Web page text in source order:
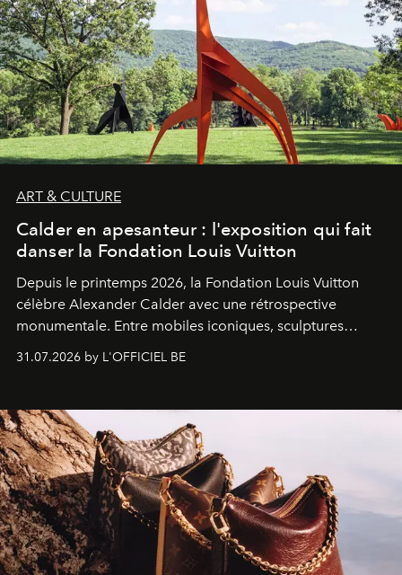
ART & CULTURE
Calder en apesanteur : l'exposition qui fait
danser la Fondation Louis Vuitton
Depuis le printemps 2026, la Fondation Louis Vuitton
célèbre Alexander Calder avec une rétrospective
monumentale. Entre mobiles iconiques, sculptures
américain investit les espaces imaginés par Frank Gehry
sculpture.
31.07.2026 by L'OFFICIEL BE